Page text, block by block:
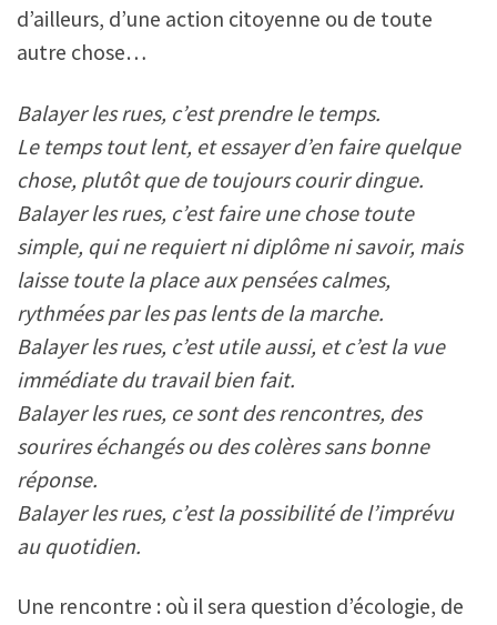
d’ailleurs, d’une action citoyenne ou de toute
autre chose…
Balayer les rues, c’est prendre le temps.
Le temps tout lent, et essayer d’en faire quelque
chose, plutôt que de toujours courir dingue.
Balayer les rues, c’est faire une chose toute
simple, qui ne requiert ni diplôme ni savoir, mais
laisse toute la place aux pensées calmes,
rythmées par les pas lents de la marche.
Balayer les rues, c’est utile aussi, et c’est la vue
immédiate du travail bien fait.
Balayer les rues, ce sont des rencontres, des
sourires échangés ou des colères sans bonne
réponse.
Balayer les rues, c’est la possibilité de l’imprévu
au quotidien.
Une rencontre : où il sera question d’écologie, de